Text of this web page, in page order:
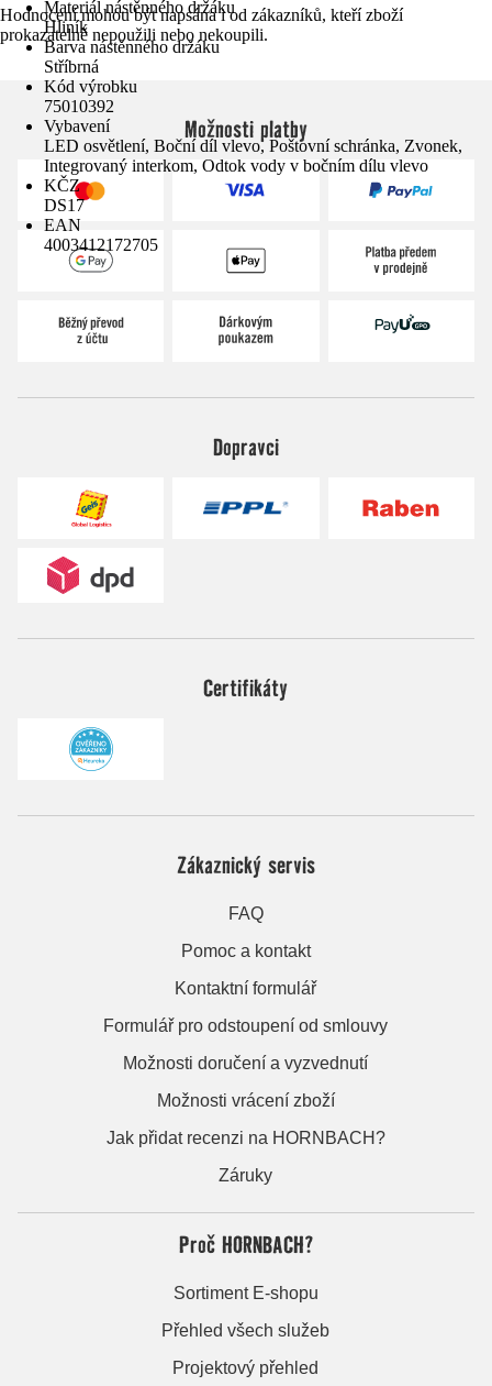
Materiál nástěnného držáku
Hliník
Barva nástěnného držáku
Stříbrná
Kód výrobku
75010392
Vybavení
LED osvětlení, Boční díl vlevo, Poštovní schránka, Zvonek,
Integrovaný interkom, Odtok vody v bočním dílu vlevo
KČZ
DS17
EAN
4003412172705
Hodnocení mohou být napsána i od zákazníků, kteří zboží
prokazatelně nepoužili nebo nekoupili.
Možnosti platby
Dopravci
Certifikáty
Zákaznický servis
FAQ
Pomoc a kontakt
Kontaktní formulář
Formulář pro odstoupení od smlouvy
Možnosti doručení a vyzvednutí
Možnosti vrácení zboží
Jak přidat recenzi na HORNBACH?
Záruky
Proč HORNBACH?
Sortiment E-shopu
Přehled všech služeb
Projektový přehled